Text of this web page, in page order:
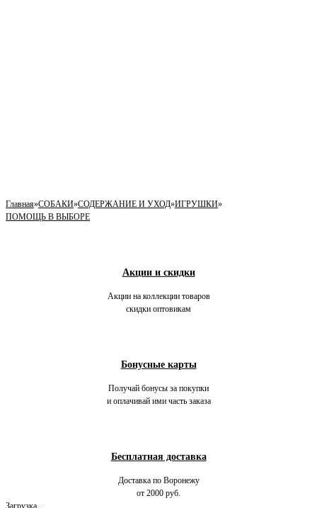
Главная»СОБАКИ»СОДЕРЖАНИЕ И УХОД»ИГРУШКИ»
ПОМОЩЬ В ВЫБОРЕ
Акции и скидки
Акции на коллекции товаров
скидки оптовикам
Бонусные карты
Получай бонусы за покупки
и оплачивай ими часть заказа
Бесплатная доставка
Доставка по Воронежу
от 2000 руб.
Загрузка...